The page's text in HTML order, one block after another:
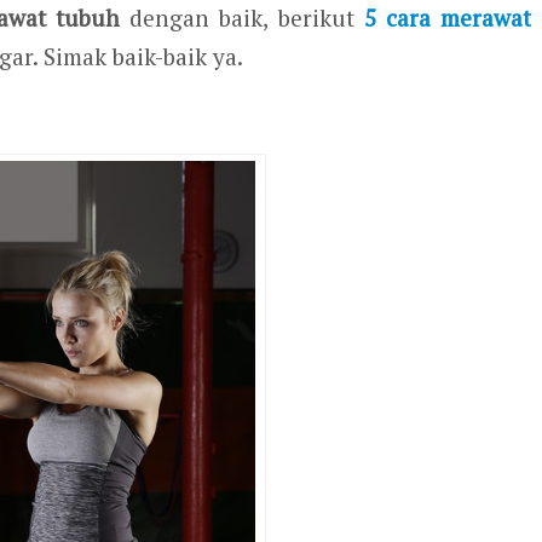
tubuhdengan baik, berikut 5 cara merawat
Simak baik-baik ya.